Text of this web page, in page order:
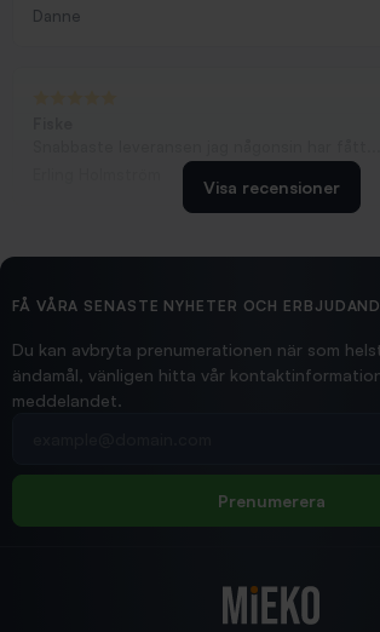
Danne
Hittade exakt vad jag behövde. Snabb och
Visa recensioner
FÅ VÅRA SENASTE NYHETER OCH
Du kan avbryta prenumerationen när som
ändamål, vänligen hitta vår
meddelandet.
Prenumerera